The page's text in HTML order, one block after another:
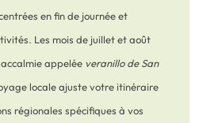
en fin de journée et
Les mois de juillet et août
appelée veranillo de San
locale ajuste votre itinéraire
régionales spécifiques à vos